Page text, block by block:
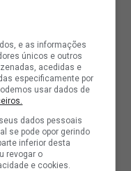
e as informações
únicos e outros
acedidas e
especificamente por
usar dados de
dados pessoais
se pode opor gerindo
inferior desta
revogar o
e cookies.